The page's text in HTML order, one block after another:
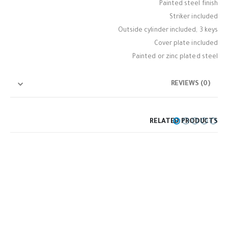
Painted steel finish
Striker included
Outside cylinder included, 3 keys
Cover plate included
Painted or zinc plated steel
REVIEWS (0)
RELATED PRODUCTS